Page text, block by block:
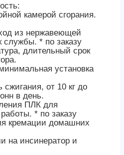
камерой сгорания.
из нержавеющей
службы. * по заказу
длительный срок
установка
сжигания, от 10 кг до
в день.
ПЛК для
* по заказу
кремации домашних
на инсинератор и